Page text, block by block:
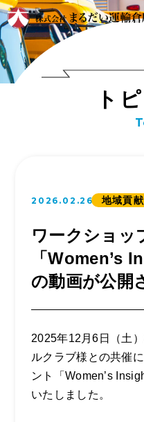
ト ピ
2026.02.26 地域貢献
ワークショッ
「Women’s
の動画が公開
2025年12月6日（土
ルクラブ様との共催
ント「Women’s
いたしました。